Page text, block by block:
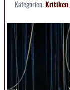
Kategorien:Kritiken